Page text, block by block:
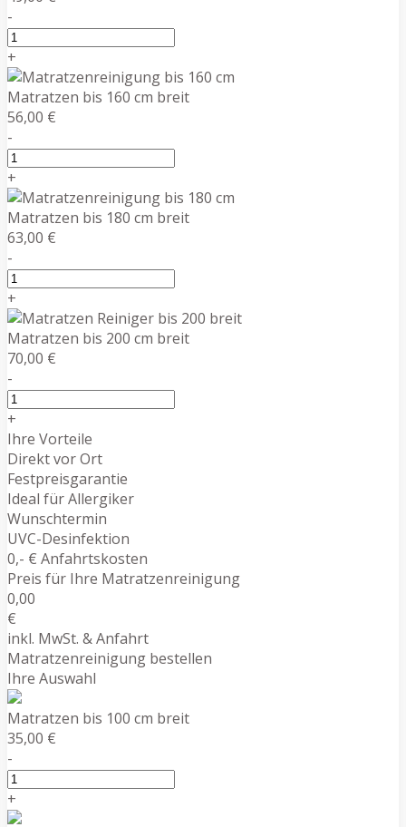
-
+
Matratzen bis 160 cm breit
56,00 €
-
+
Matratzen bis 180 cm breit
63,00 €
-
+
Matratzen bis 200 cm breit
70,00 €
-
+
Ihre Vorteile
Direkt vor Ort
Festpreisgarantie
Ideal für Allergiker
Wunschtermin
UVC-Desinfektion
0,- € Anfahrtskosten
Preis für Ihre Matratzenreinigung
0,00
€
inkl. MwSt. & Anfahrt
Matratzenreinigung bestellen
Ihre Auswahl
Matratzen bis 100 cm breit
35,00 €
-
+